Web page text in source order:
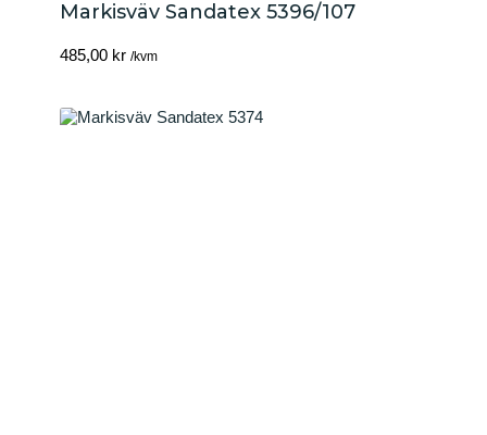
Markisväv Sandatex 5396/107
485,00 kr /kvm